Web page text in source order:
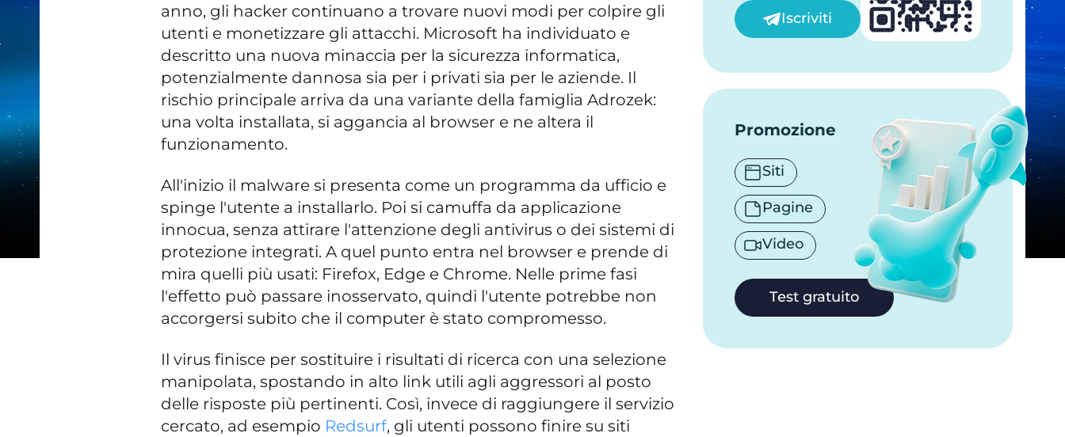
anno, gli hacker continuano a trovare nuovi modi per colpire gli
utenti e monetizzare gli attacchi. Microsoft ha individuato e
descritto una nuova minaccia per la sicurezza informatica,
potenzialmente dannosa sia per i privati sia per le aziende. Il
rischio principale arriva da una variante della famiglia Adrozek:
una volta installata, si aggancia al browser e ne altera il
funzionamento.
All'inizio il malware si presenta come un programma da ufficio e
spinge l'utente a installarlo. Poi si camuffa da applicazione
innocua, senza attirare l'attenzione degli antivirus o dei sistemi di
protezione integrati. A quel punto entra nel browser e prende di
mira quelli più usati: Firefox, Edge e Chrome. Nelle prime fasi
l'effetto può passare inosservato, quindi l'utente potrebbe non
accorgersi subito che il computer è stato compromesso.
Il virus finisce per sostituire i risultati di ricerca con una selezione
manipolata, spostando in alto link utili agli aggressori al posto
delle risposte più pertinenti. Così, invece di raggiungere il servizio
cercato, ad esempio Redsurf, gli utenti possono finire su siti
Iscriviti
Promozione
Siti
Pagine
Video
Test gratuito